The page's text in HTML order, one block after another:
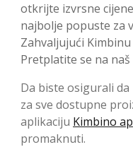
otkrijte izvrsne
najbolje popuste za
Zahvaljujući
Pretplatite se na naš
Da biste osigurali
za sve dostupne
aplikaciju Kimbino
promaknuti.